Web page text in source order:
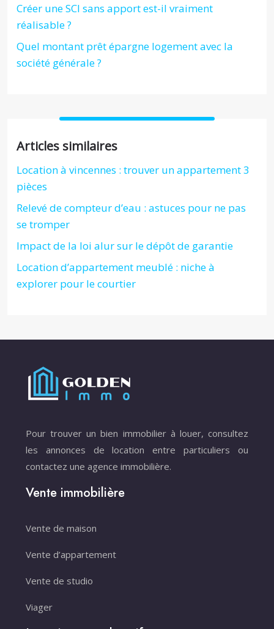
Créer une SCI sans apport est-il vraiment
réalisable ?
Quel montant prêt épargne logement avec la
société générale ?
Articles similaires
Location à vincennes : trouver un appartement 3
pièces
Relevé de compteur d’eau : astuces pour ne pas
se tromper
Impact de la loi alur sur le dépôt de garantie
Location d’appartement meublé : niche à
explorer pour le courtier
Pour trouver un bien immobilier à louer, consultez
les annonces de location entre particuliers ou
contactez une agence immobilière.
Vente immobilière
Vente de maison
Vente d’appartement
Vente de studio
Viager